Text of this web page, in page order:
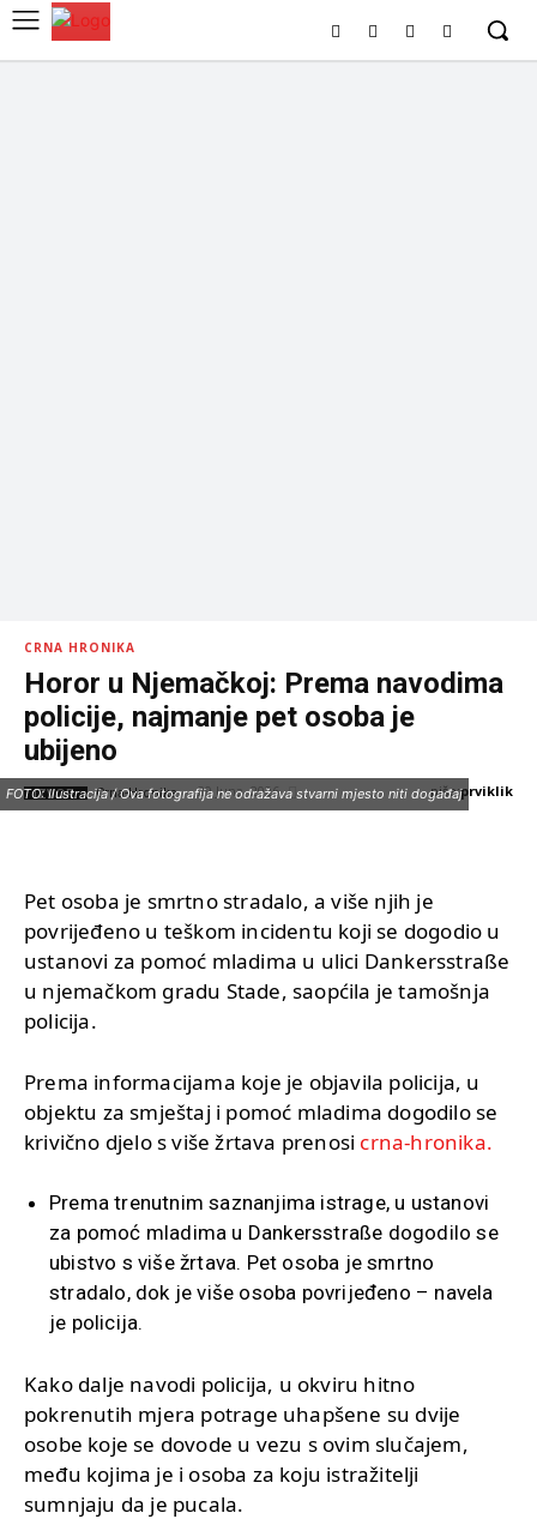
CRNA HRONIKA
Horor u Njemačkoj: Prema navodima
policije, najmanje pet osoba je
ubijeno
IZVOR: Crna-Hronika 29 Juna, 2026 piše:prviklik
FOTO: Ilustracija / Ova fotografija ne odražava stvarni mjesto niti događaj
Pet osoba je smrtno stradalo, a više njih je
povrijeđeno u teškom incidentu koji se dogodio u
ustanovi za pomoć mladima u ulici Dankersstraße
u njemačkom gradu Stade, saopćila je tamošnja
policija.
Prema informacijama koje je objavila policija, u
objektu za smještaj i pomoć mladima dogodilo se
krivično djelo s više žrtava prenosi crna-hronika.
Prema trenutnim saznanjima istrage, u ustanovi
za pomoć mladima u Dankersstraße dogodilo se
ubistvo s više žrtava. Pet osoba je smrtno
stradalo, dok je više osoba povrijeđeno – navela
je policija.
Kako dalje navodi policija, u okviru hitno
pokrenutih mjera potrage uhapšene su dvije
osobe koje se dovode u vezu s ovim slučajem,
među kojima je i osoba za koju istražitelji
sumnjaju da je pucala.